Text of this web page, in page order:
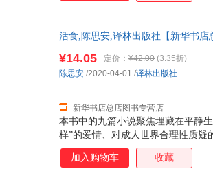
活食,陈思安,译林出版社【新华书
本书中的九篇小说聚焦埋藏在平静
样”的爱情、对成人世界合理性质
无视的，却必须直面的。化用评论
¥14.05 定价： ¥42.00 (3.35折)
新华书店总店图书专营店
陈思安 /2020-04-01 /译林出版社
加入购物车 收藏